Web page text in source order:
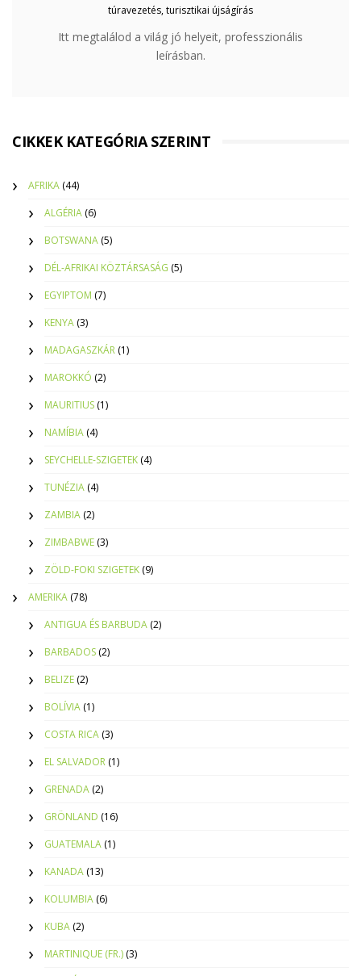
túravezetés, turisztikai újságírás
Itt megtalálod a világ jó helyeit, professzionális
leírásban.
CIKKEK KATEGÓRIA SZERINT
AFRIKA (44)
ALGÉRIA (6)
BOTSWANA (5)
DÉL-AFRIKAI KÖZTÁRSASÁG (5)
EGYIPTOM (7)
KENYA (3)
MADAGASZKÁR (1)
MAROKKÓ (2)
MAURITIUS (1)
NAMÍBIA (4)
SEYCHELLE-SZIGETEK (4)
TUNÉZIA (4)
ZAMBIA (2)
ZIMBABWE (3)
ZÖLD-FOKI SZIGETEK (9)
AMERIKA (78)
ANTIGUA ÉS BARBUDA (2)
BARBADOS (2)
BELIZE (2)
BOLÍVIA (1)
COSTA RICA (3)
EL SALVADOR (1)
GRENADA (2)
GRÖNLAND (16)
GUATEMALA (1)
KANADA (13)
KOLUMBIA (6)
KUBA (2)
MARTINIQUE (FR.) (3)